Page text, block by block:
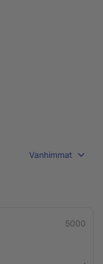
Vanhimmat
5000